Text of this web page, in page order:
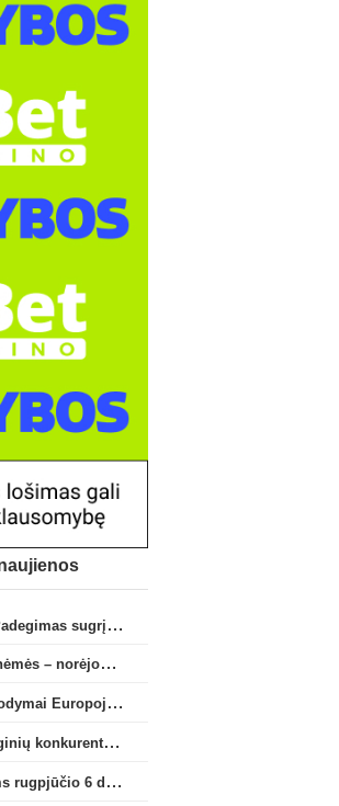
Kristupas–Algirdas Padegimas sugrįžta į FC „Hegelmann” B sudėtį
A. Skerla: „Ne tik gynėmės – norėjome atakuoti“
Lietuvos klubų pasirodymai Europoje: patirti pralaimėjimai Kroatijos atstovams
Turo anonsas: tiesioginių konkurentų dvikova Gargžduose
Informacija žiūrovams rugpjūčio 6 d. UEFA rungtynėms